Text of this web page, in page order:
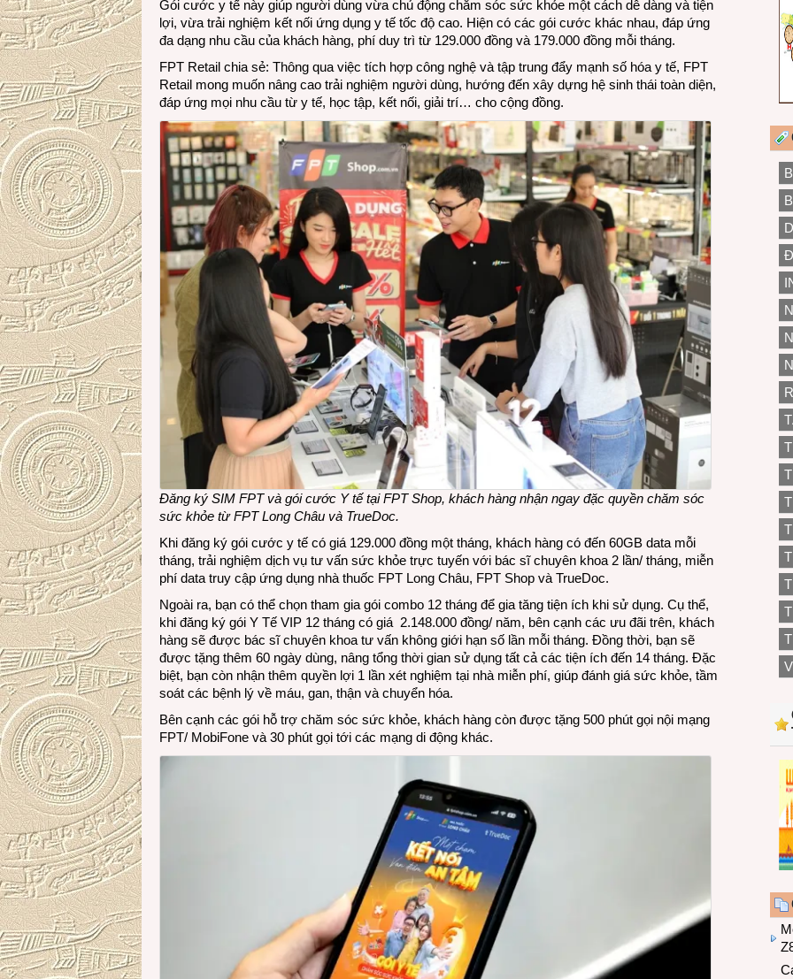
Gói cước y tế này giúp người dùng vừa chủ động chăm sóc sức khỏe một cách dễ dàng và tiện
lợi, vừa trải nghiệm kết nối ứng dụng y tế tốc độ cao. Hiện có các gói cước khác nhau, đáp ứng
đa dạng nhu cầu của khách hàng, phí duy trì từ 129.000 đồng và 179.000 đồng mỗi tháng.
FPT Retail chia sẻ: Thông qua việc tích hợp công nghệ và tập trung đẩy mạnh số hóa y tế, FPT
Retail mong muốn nâng cao trải nghiệm người dùng, hướng đến xây dựng hệ sinh thái toàn diện,
đáp ứng mọi nhu cầu từ y tế, học tập, kết nối, giải trí… cho cộng đồng.
Đăng ký SIM FPT và gói cước Y tế tại FPT Shop, khách hàng nhận ngay đặc quyền chăm sóc
sức khỏe từ FPT Long Châu và TrueDoc.
Khi đăng ký gói cước y tế có giá 129.000 đồng một tháng, khách hàng có đến 60GB data mỗi
tháng, trải nghiệm dịch vụ tư vấn sức khỏe trực tuyến với bác sĩ chuyên khoa 2 lần/ tháng, miễn
phí data truy cập ứng dụng nhà thuốc FPT Long Châu, FPT Shop và TrueDoc.
Ngoài ra, bạn có thể chọn tham gia gói combo 12 tháng để gia tăng tiện ích khi sử dụng. Cụ thể,
khi đăng ký gói Y Tế VIP 12 tháng có giá 2.148.000 đồng/ năm, bên cạnh các ưu đãi trên, khách
hàng sẽ được bác sĩ chuyên khoa tư vấn không giới hạn số lần mỗi tháng. Đồng thời, bạn sẽ
được tặng thêm 60 ngày dùng, nâng tổng thời gian sử dụng tất cả các tiện ích đến 14 tháng. Đặc
biệt, bạn còn nhận thêm quyền lợi 1 lần xét nghiệm tại nhà miễn phí, giúp đánh giá sức khỏe, tầm
soát các bệnh lý về máu, gan, thận và chuyển hóa.
Bên cạnh các gói hỗ trợ chăm sóc sức khỏe, khách hàng còn được tặng 500 phút gọi nội mạng
FPT/ MobiFone và 30 phút gọi tới các mạng di động khác.